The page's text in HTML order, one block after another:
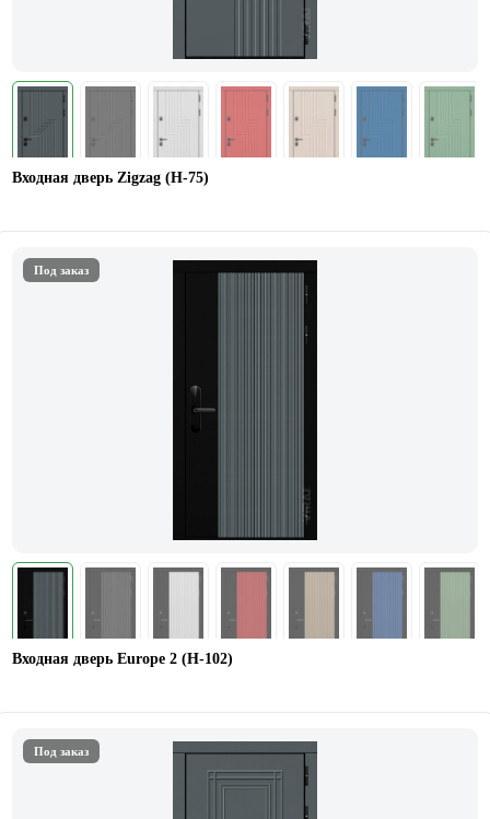
Входная дверь Zigzag (Н-75)
Под заказ
Входная дверь Europe 2 (Н-102)
Под заказ